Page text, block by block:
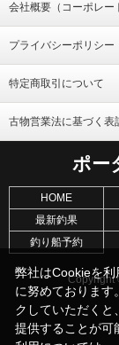
会社概要（コーポレー
プライバシーポリシー
特定商取引について
古物営業法に基づく表
ポー
HOME
最新釣果
釣り船予約
Copyright
弊社はCookieを
に努めております
クしていただくと
提供することが可